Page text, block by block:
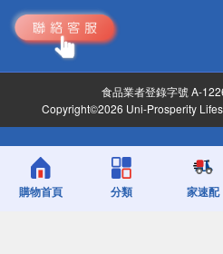
食品業者登錄字號 A-
Copyright©2026 Uni-Prosperity
購物首頁 分類 家速配